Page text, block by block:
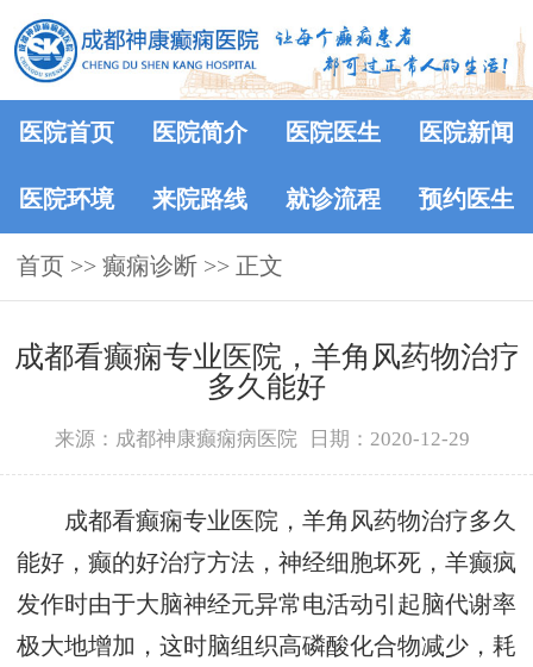
医院首页 医院简介 医院医生 医院新闻
医院环境 来院路线 就诊流程 预约医生
首页 >> 癫痫诊断 >> 正文
成都看癫痫专业医院，羊角风药物治疗
多久能好
来源：成都神康癫痫病医院 日期：2020-12-29
成都看癫痫专业医院，羊角风药物治疗多久
能好，癫的好治疗方法，神经细胞坏死，羊癫疯
发作时由于大脑神经元异常电活动引起脑代谢率
极大地增加，这时脑组织高磷酸化合物减少，耗